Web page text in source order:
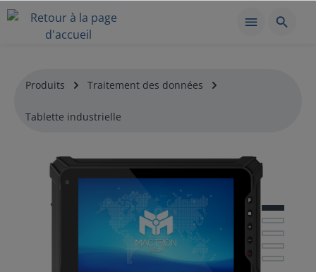
Produits Traitement des données
Tablette industrielle